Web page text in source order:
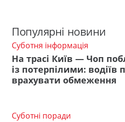
Популярні новини
Суботня інформація
На трасі Київ — Чоп
із потерпілими: водіїв
врахувати обмеження
Суботні поради